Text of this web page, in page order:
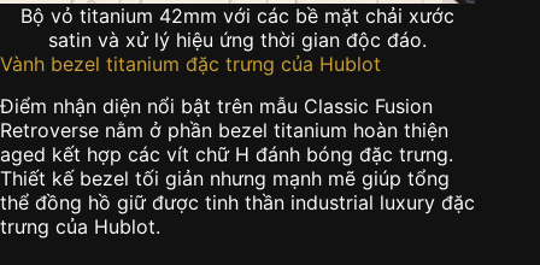
Bộ vỏ titanium 42mm với các bề mặt chải xước
satin và xử lý hiệu ứng thời gian độc đáo.
Vành bezel titanium đặc trưng của Hublot
Điểm nhận diện nổi bật trên mẫu Classic Fusion
Retroverse nằm ở phần bezel titanium hoàn thiện
aged kết hợp các vít chữ H đánh bóng đặc trưng.
Thiết kế bezel tối giản nhưng mạnh mẽ giúp tổng
thể đồng hồ giữ được tinh thần industrial luxury đặc
trưng của Hublot.